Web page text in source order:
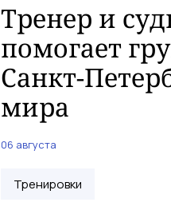
Тренер и
помогает
Санкт-
мира
06 августа
Тренировки